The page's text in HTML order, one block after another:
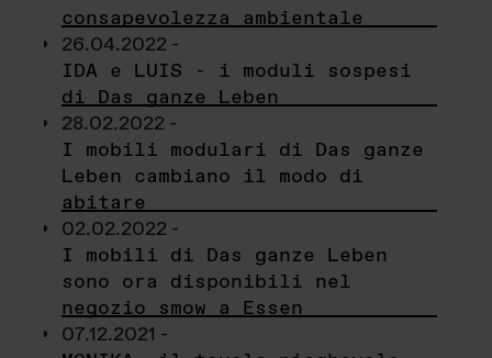
consapevolezza ambientale
26.04.2022 -
IDA e LUIS - i moduli sospesi
di Das ganze Leben
28.02.2022 -
I mobili modulari di Das ganze
Leben cambiano il modo di
abitare
02.02.2022 -
I mobili di Das ganze Leben
sono ora disponibili nel
negozio smow a Essen
07.12.2021 -